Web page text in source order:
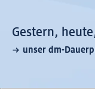
Gestern,
unser dm-